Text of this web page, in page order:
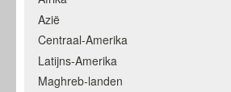
Azië
Centraal-Amerika
Latijns-Amerika
Maghreb-landen